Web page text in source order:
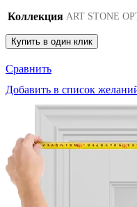
Коллекция ART STONE
Купить в один клик
Сравнить
Добавить в список